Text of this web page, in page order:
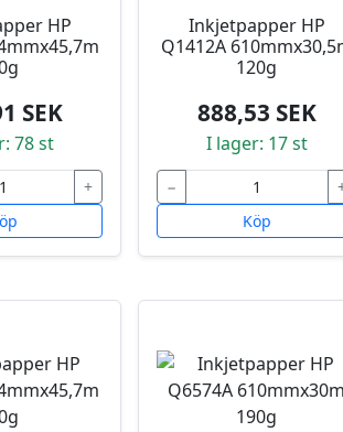
HP
SEK
78 st
+
Inkjetpapper HP
Q1412A
120g
888,53 SEK
I lager: 17 st
−
Köp